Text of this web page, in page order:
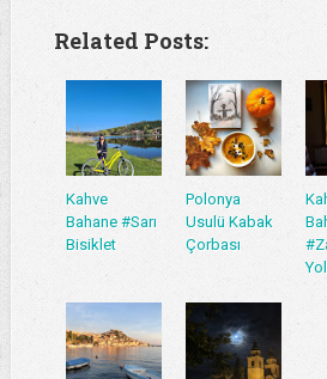
Related Posts:
Kahve
Bahane #Sarı
Bisiklet
Polonya
Usulü Kabak
Çorbası